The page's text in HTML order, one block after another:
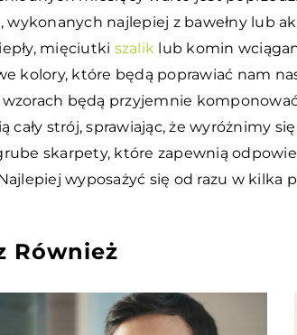
wykonanych najlepiej z bawełny lub
mięciutki szalik lub komin
kolory, które będą poprawiać nam
będą przyjemnie
cały strój, sprawiając, że wyróżnimy
skarpety, które zapewnią
wyposażyć się od razu w kilka
Również